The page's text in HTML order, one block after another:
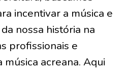
incentivar a música e
nossa história na
profissionais e
acreana. Aqui